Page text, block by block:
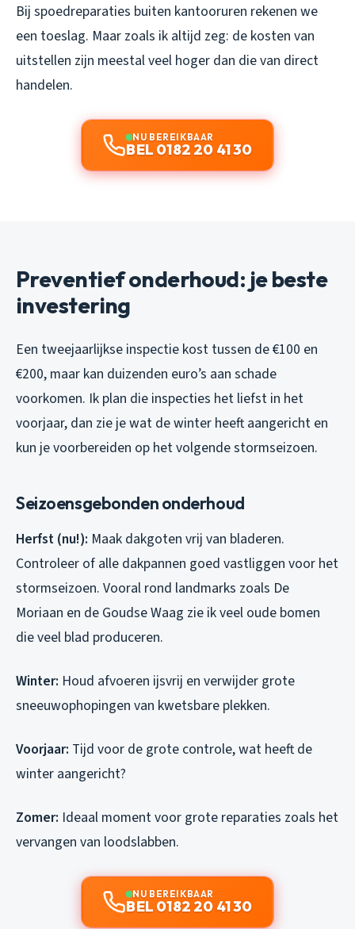
Bij spoedreparaties buiten kantooruren rekenen we
een toeslag. Maar zoals ik altijd zeg: de kosten van
uitstellen zijn meestal veel hoger dan die van direct
handelen.
NU BEREIKBAAR
BEL 0182 20 41 30
Preventief onderhoud: je beste
investering
Een tweejaarlijkse inspectie kost tussen de €100 en
€200, maar kan duizenden euro’s aan schade
voorkomen. Ik plan die inspecties het liefst in het
voorjaar, dan zie je wat de winter heeft aangericht en
kun je voorbereiden op het volgende stormseizoen.
Seizoensgebonden onderhoud
Herfst (nu!): Maak dakgoten vrij van bladeren.
Controleer of alle dakpannen goed vastliggen voor het
stormseizoen. Vooral rond landmarks zoals De
Moriaan en de Goudse Waag zie ik veel oude bomen
die veel blad produceren.
Winter: Houd afvoeren ijsvrij en verwijder grote
sneeuwophopingen van kwetsbare plekken.
Voorjaar: Tijd voor de grote controle, wat heeft de
winter aangericht?
Zomer: Ideaal moment voor grote reparaties zoals het
vervangen van loodslabben.
NU BEREIKBAAR
BEL 0182 20 41 30